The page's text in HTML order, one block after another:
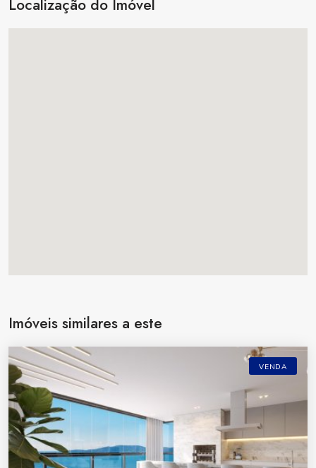
Localização do Imóvel
Imóveis similares a este
VENDA